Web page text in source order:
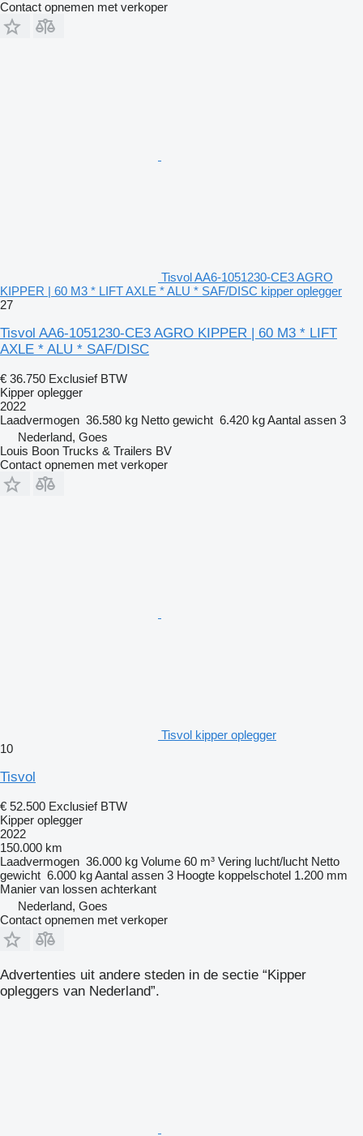
Contact opnemen met verkoper
Tisvol AA6-1051230-CE3 AGRO
KIPPER | 60 M3 * LIFT AXLE * ALU * SAF/DISC kipper oplegger
27
Tisvol AA6-1051230-CE3 AGRO KIPPER | 60 M3 * LIFT
AXLE * ALU * SAF/DISC
€ 36.750 Exclusief BTW
Kipper oplegger
2022
Laadvermogen 36.580 kg Netto gewicht 6.420 kgAantal assen 3
Nederland, Goes
Louis Boon Trucks & Trailers BV
Contact opnemen met verkoper
Tisvol kipper oplegger
10
Tisvol
€ 52.500 Exclusief BTW
Kipper oplegger
2022
150.000 km
Laadvermogen 36.000 kg Volume 60 m³ Vering lucht/lucht Netto
gewicht 6.000 kgAantal assen 3 Hoogte koppelschotel 1.200 mm
Manier van lossen achterkant
Nederland, Goes
Contact opnemen met verkoper
Advertenties uit andere steden in de sectie “Kipper
opleggers van Nederland”.